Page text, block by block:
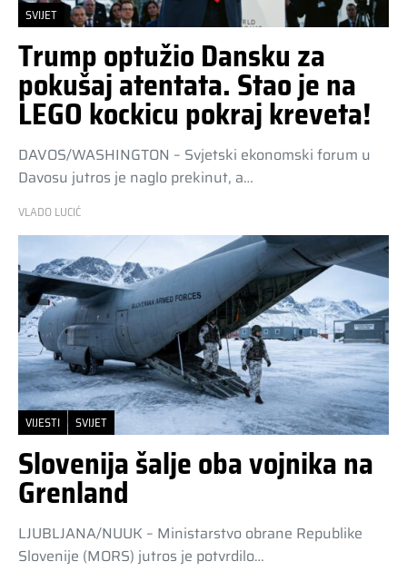
SVIJET
Trump optužio Dansku za
pokušaj atentata. Stao je na
LEGO kockicu pokraj kreveta!
DAVOS/WASHINGTON – Svjetski ekonomski forum u
Davosu jutros je naglo prekinut, a…
VLADO LUCIĆ
VIJESTI SVIJET
Slovenija šalje oba vojnika na
Grenland
LJUBLJANA/NUUK – Ministarstvo obrane Republike
Slovenije (MORS) jutros je potvrdilo…